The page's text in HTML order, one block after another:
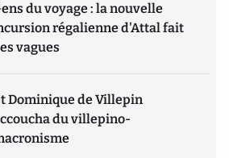
du voyage : la nouvelle
régalienne d'Attal fait
vagues
Dominique de Villepin
du villepino-